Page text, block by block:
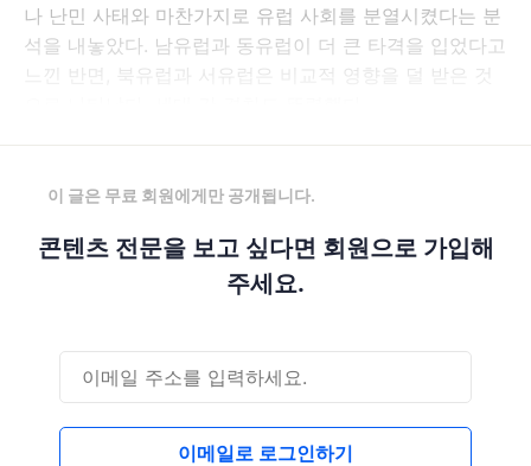
나 난민 사태와 마찬가지로 유럽 사회를 분열시켰다는 분
석을 내놓았다. 남유럽과 동유럽이 더 큰 타격을 입었다고
느낀 반면, 북유럽과 서유럽은 비교적 영향을 덜 받은 것
이 글은 무료 회원에게만 공개됩니다.
콘텐츠 전문을 보고 싶다면 회원으로 가입해
주세요.
이메일로 로그인하기